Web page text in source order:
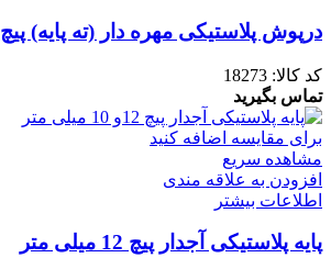
درپوش پلاستیکی مهره دار (ته پایه) پیچ 12 میلی متر
کد کالا: 18273
تماس بگیرید
برای مقایسه اضافه کنید
مشاهده سریع
افزودن به علاقه مندی
اطلاعات بیشتر
پایه پلاستیکی آجدار پیچ 12 میلی متر